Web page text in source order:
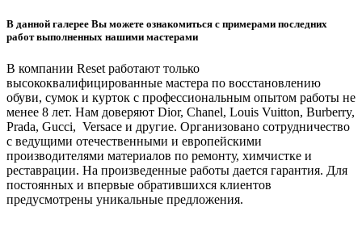
В данной галерее Вы можете ознакомиться с примерами последних
работ выполненных нашими мастерами
В компании Reset работают только
высококвалифицированные мастера по восстановлению
обуви, сумок и курток с профессиональным опытом работы не
менее 8 лет. Нам доверяют Dior, Chanel, Louis Vuitton, Burberry,
Prada, Gucci, Versace и другие. Организовано сотрудничество
с ведущими отечественными и европейскими
производителями материалов по ремонту, химчистке и
реставрации. На произведенные работы дается гарантия. Для
постоянных и впервые обратившихся клиентов
предусмотрены уникальные предложения.